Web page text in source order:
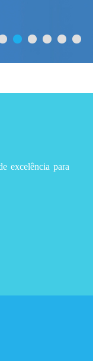
excelência para